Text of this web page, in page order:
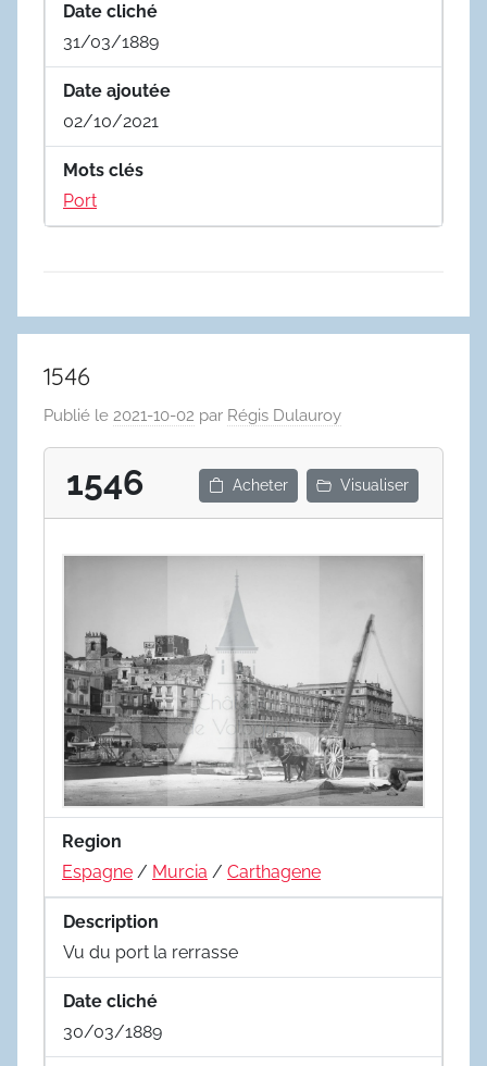
Date cliché
31/03/1889
Date ajoutée
02/10/2021
Mots clés
Port
1546
Publié le 2021-10-02 par Régis Dulauroy
1546 Acheter Visualiser
Region
Espagne / Murcia / Carthagene
Description
Vu du port la rerrasse
Date cliché
30/03/1889